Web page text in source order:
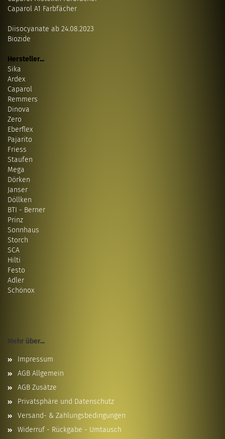
Caparol A1 Farbfächer
Diisocyanate ab 24.08.2023
Biozide
Hersteller...
Sika
Ardex
Caparol
Remmers
Dinova
Zero
Eberflex
Pajarito
Friess
Staufen
Mega
Dörken
Janser
Döllken
BTI - Berner
Prinz
Sonnhaus
Storch
SCA
Hilti
Festo
Adler
Schönox
Mehr über...
Impressum
AGB Allgemein
AGB Zusätze
Privatsphäre und Datenschutz
Versand- & Zahlungsbedingungen
Widerruf - Rückgabe - Umtausch